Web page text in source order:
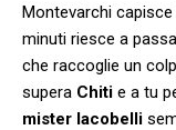
Montevarchi
minuti riesce a
che raccoglie un
supera Chiti e a tu
mister Iacobelli